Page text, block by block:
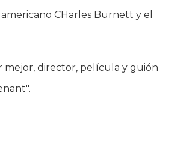
CHarles Burnett y el
mejor, director, película y guión